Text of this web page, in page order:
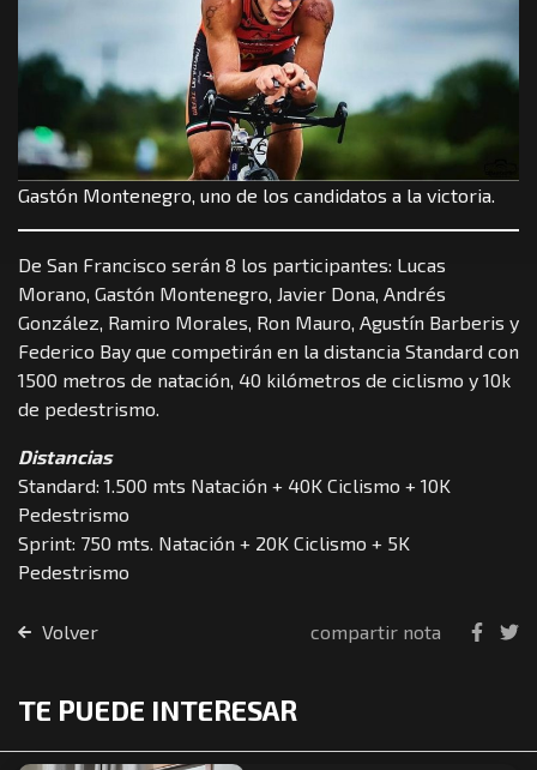
Gastón Montenegro, uno de los candidatos a la victoria.
De San Francisco serán 8 los participantes: Lucas
Morano, Gastón Montenegro, Javier Dona, Andrés
González, Ramiro Morales, Ron Mauro, Agustín Barberis y
Federico Bay que competirán en la distancia Standard con
1500 metros de natación, 40 kilómetros de ciclismo y 10k
de pedestrismo.
Distancias
Standard: 1.500 mts Natación + 40K Ciclismo + 10K
Pedestrismo
Sprint: 750 mts. Natación + 20K Ciclismo + 5K
Pedestrismo
Volver compartir nota
TE PUEDE INTERESAR